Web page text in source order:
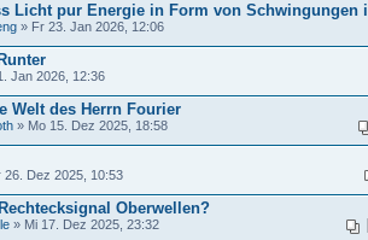
Licht pur Energie in Form von Schwingungen
» Fr 23. Jan 2026, 12:06
Jan 2026, 12:36
Welt des Herrn Fourier
» Mo 15. Dez 2025, 18:58
26. Dez 2025, 10:53
Oberwellen?
» Mi 17. Dez 2025, 23:32